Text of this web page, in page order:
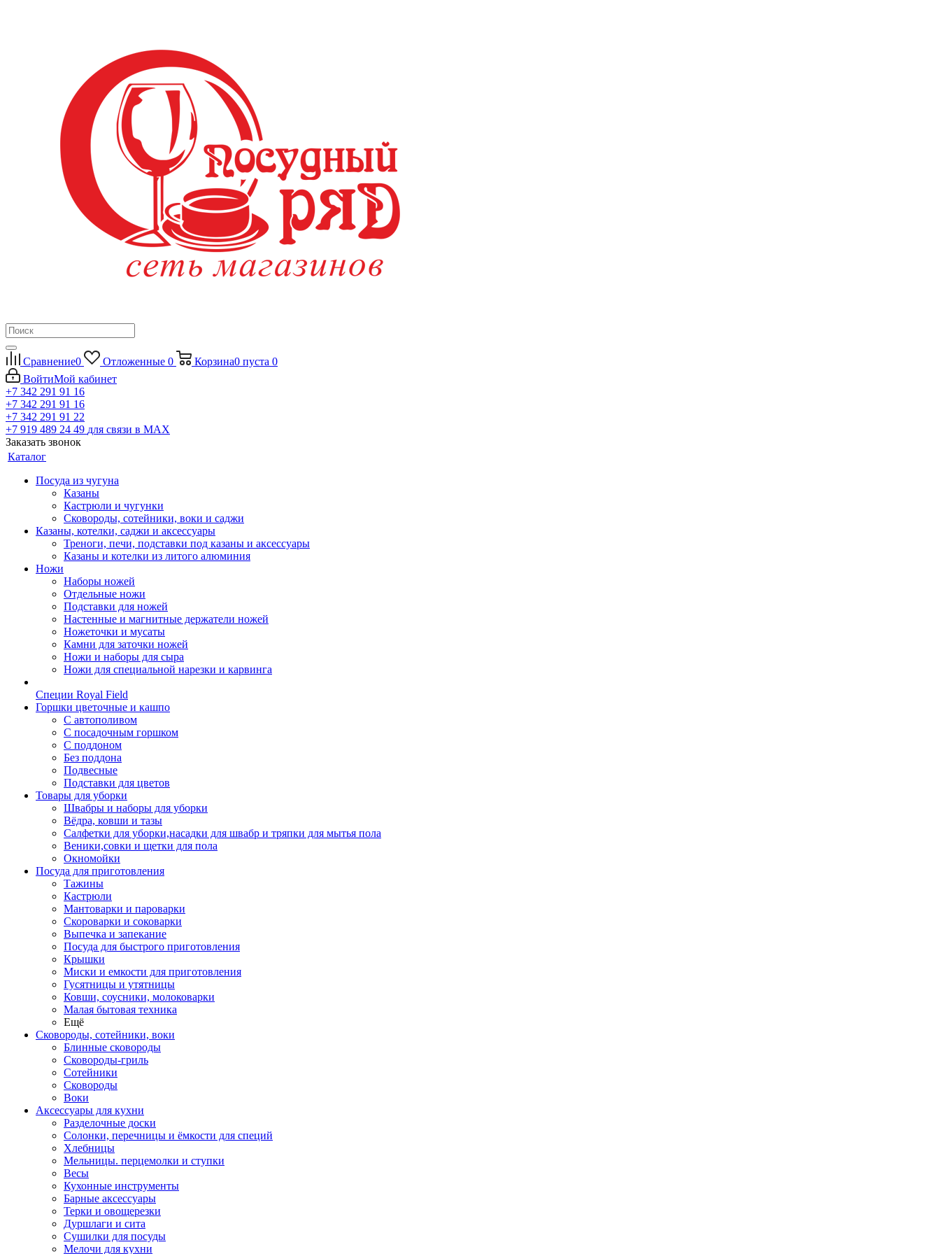
Сравнение0 Отложенные 0 Корзина0 пуста 0
ВойтиМой кабинет
+7 342 291 91 16
+7 342 291 91 16
+7 342 291 91 22
+7 919 489 24 49 для связи в МАХ
Заказать звонок
Каталог
Посуда из чугуна
Казаны
Кастрюли и чугунки
Сковороды, сотейники, воки и саджи
Казаны, котелки, саджи и аксессуары
Треноги, печи, подставки под казаны и аксессуары
Казаны и котелки из литого алюминия
Ножи
Наборы ножей
Отдельные ножи
Подставки для ножей
Настенные и магнитные держатели ножей
Ножеточки и мусаты
Камни для заточки ножей
Ножи и наборы для сыра
Ножи для специальной нарезки и карвинга
Специи Royal Field
Горшки цветочные и кашпо
С автополивом
С посадочным горшком
С поддоном
Без поддона
Подвесные
Подставки для цветов
Товары для уборки
Швабры и наборы для уборки
Вёдра, ковши и тазы
Салфетки для уборки,насадки для швабр и тряпки для мытья пола
Веники,совки и щетки для пола
Окномойки
Посуда для приготовления
Тажины
Кастрюли
Мантоварки и пароварки
Скороварки и соковарки
Выпечка и запекание
Посуда для быстрого приготовления
Крышки
Миски и емкости для приготовления
Гусятницы и утятницы
Ковши, соусники, молоковарки
Малая бытовая техника
Ещё
Сковороды, сотейники, воки
Блинные сковороды
Сковороды-гриль
Сотейники
Сковороды
Воки
Аксессуары для кухни
Разделочные доски
Солонки, перечницы и ёмкости для специй
Хлебницы
Мельницы. перцемолки и ступки
Весы
Кухонные инструменты
Барные аксессуары
Терки и овощерезки
Дуршлаги и сита
Сушилки для посуды
Мелочи для кухни